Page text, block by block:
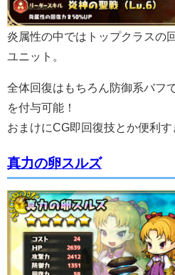
炎属性の中ではトップクラスの
ユニット。
全体回復はもちろん防御系バフ
を付与可能！
おまけにCG即回復技とか便利す
真力の卵スルズ